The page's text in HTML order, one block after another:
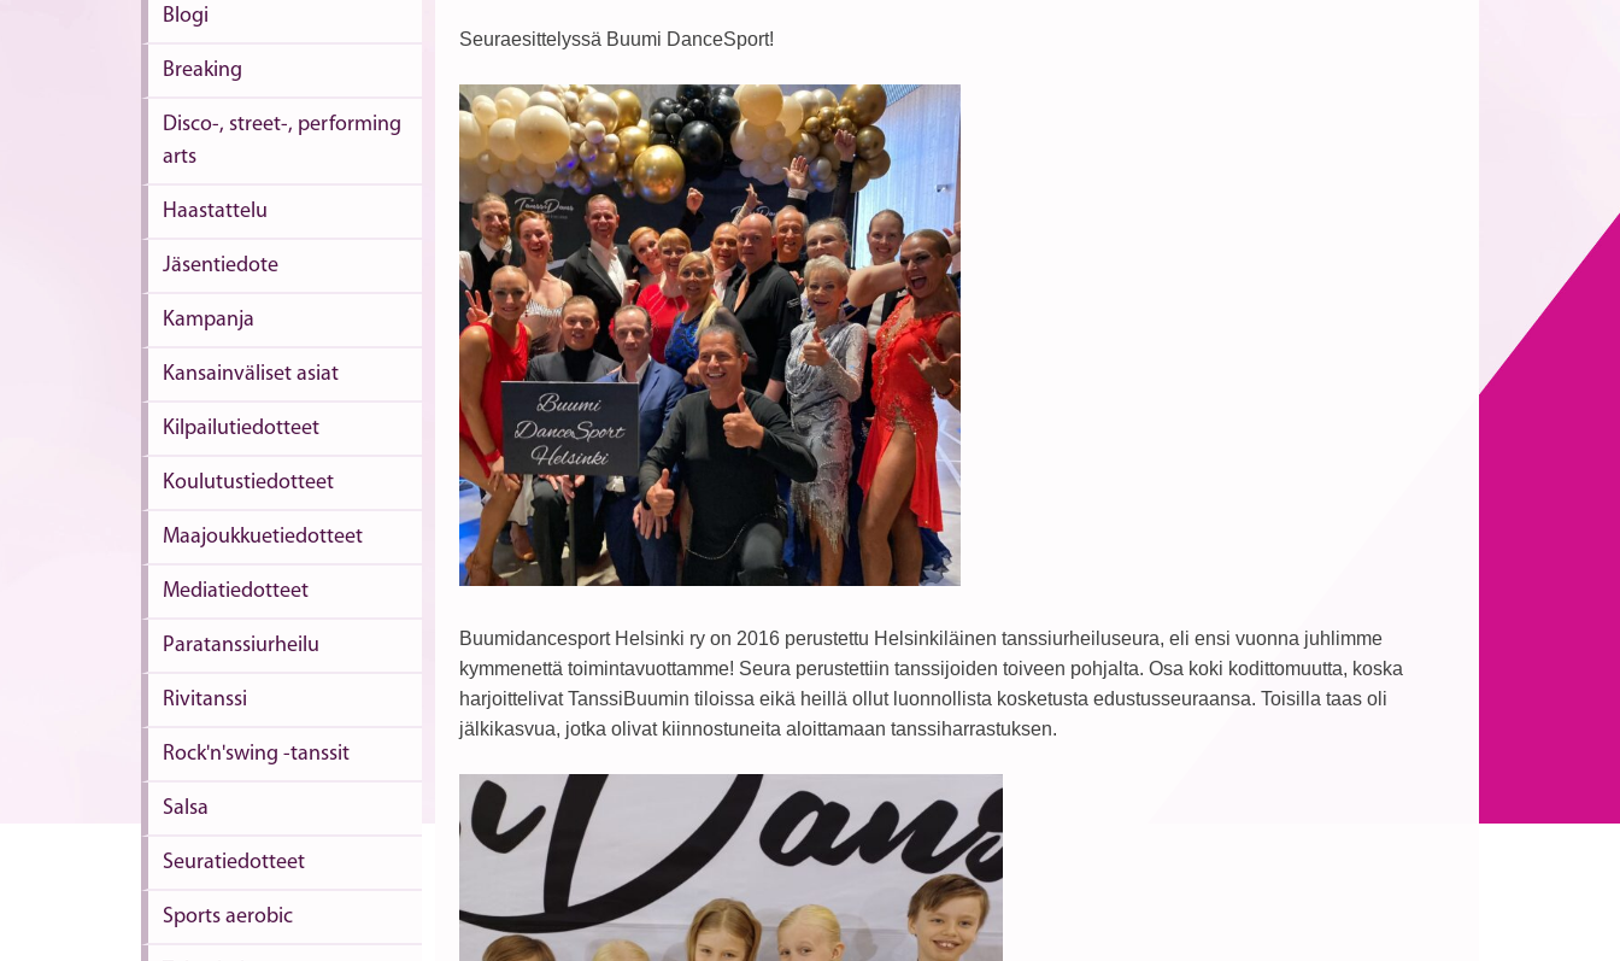
Blogi
Breaking
Disco-, street-, performing
arts
Haastattelu
Jäsentiedote
Kampanja
Kansainväliset asiat
Kilpailutiedotteet
Koulutustiedotteet
Maajoukkuetiedotteet
Mediatiedotteet
Paratanssiurheilu
Rivitanssi
Rock'n'swing -tanssit
Salsa
Seuratiedotteet
Sports aerobic
Seuraesittelyssä Buumi DanceSport!
Buumidancesport Helsinki ry on 2016 perustettu Helsinkiläinen tanssiurheiluseura, eli ensi vuonna juhlimme
kymmenettä toimintavuottamme! Seura perustettiin tanssijoiden toiveen pohjalta. Osa koki kodittomuutta, koska
harjoittelivat TanssiBuumin tiloissa eikä heillä ollut luonnollista kosketusta edustusseuraansa. Toisilla taas oli
jälkikasvua, jotka olivat kiinnostuneita aloittamaan tanssiharrastuksen.